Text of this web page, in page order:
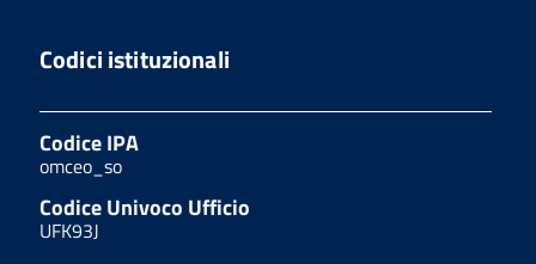
Codici istituzionali
Codice IPA
omceo_so
Codice Univoco Ufficio
UFK93J